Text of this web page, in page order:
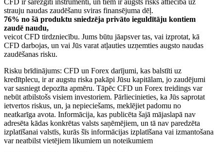
strauju naudas zaudēšanu sviras finansējuma dēļ.
76% no šā produktu sniedzēja privāto ieguldītāju kontiem
zaudē naudu,
veicot CFD tirdzniecību. Jums būtu jāapsver tas, vai izprotat, kā
CFD darbojas, un vai Jūs varat atļauties uzņemties augsto naudas
zaudēšanas risku.
Risku brīdinājums: CFD un Forex darījumi, kas balstīti uz
kredītplecu, ir ar augstu riska pakāpi Jūsu kapitālam, jo zaudējumi
var sasniegt depozīta apmēru. Tāpēc CFD un Forex treidings var
nebūt atbilstošs visiem investoriem. Pārliecinieties, ka Jūs saprotat
ietvertos riskus, un, ja nepieciešams, meklējiet padomu no
neatkarīga avota. Informācija, kas publicēta šajā mājaslapā nav
adresēta kādas konkrētas valsts saņēmējiem, un tā nav paredzēta
izplatīšanai valstīs, kurās šīs informācijas izplatīšana vai izmantošana
var neatbilst vietējiem likumiem un noteikumiem